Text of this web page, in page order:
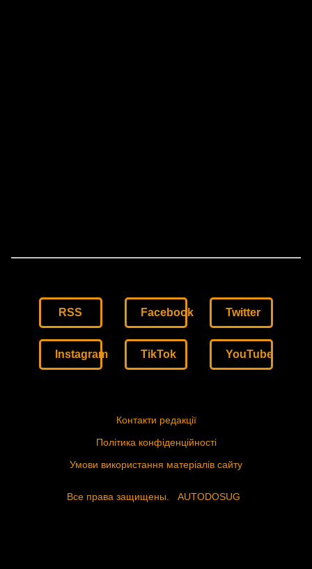
RSS Facebook Twitter
Instagram TikTok YouTube
Контакти редакції
Політика конфіденційності
Умови використання матеріалів сайту
Все права защищены. AUTODOSUG